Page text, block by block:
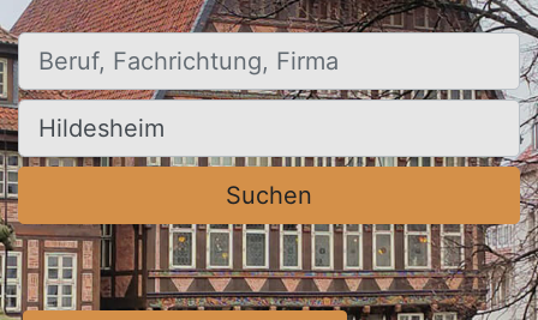
Beruf, Fachrichtung, Firma
Ort, Stadt
Suchen